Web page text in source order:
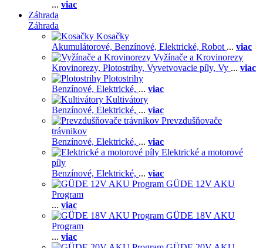
... viac
Záhrada
Záhrada
Kosačky
Akumulátorové, Benzínové, Elektrické, Robot ... viac
Vyžínače a Krovinorezy
Krovinorezy, Plotostrihy, Vyvetvovacie píly, Vy ... viac
Plotostrihy
Benzínové, Elektrické, ... viac
Kultivátory
Benzínové, Elektrické, ... viac
Prevzdušňovače
trávnikov
Benzínové, Elektrické, ... viac
Elektrické a motorové
píly
Benzínové, Elektrické, ... viac
GÜDE 12V AKU
Program
... viac
GÜDE 18V AKU
Program
... viac